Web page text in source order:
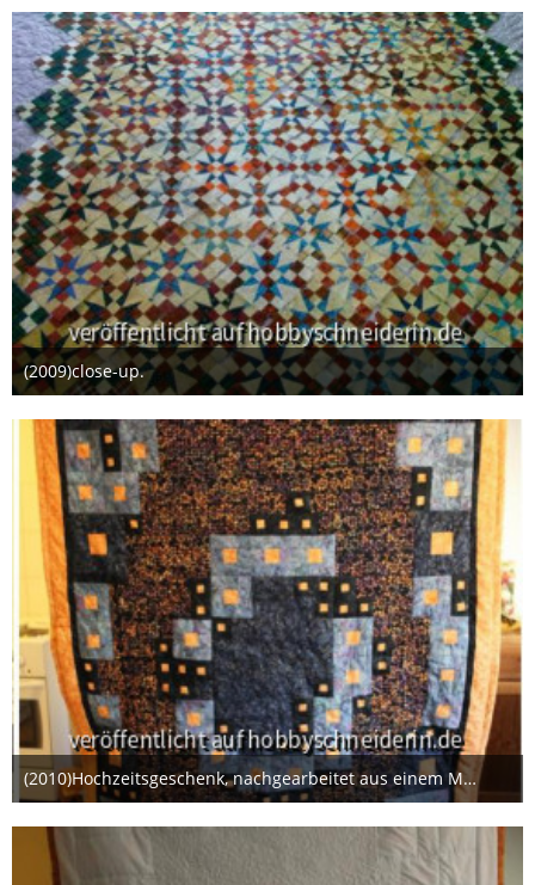
(2009)close-up.
22. Januar 2014
(2010)Hochzeitsgeschenk, nachgearbeitet aus einem Magazin.
22. Januar 2014